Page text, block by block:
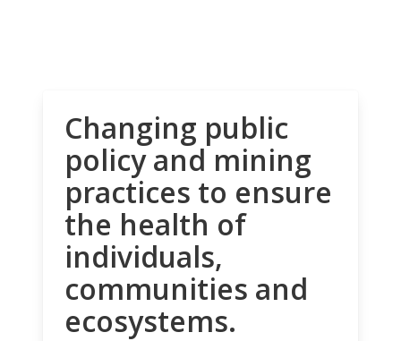
Changing public
policy and mining
practices to ensure
the health of
individuals,
communities and
ecosystems.